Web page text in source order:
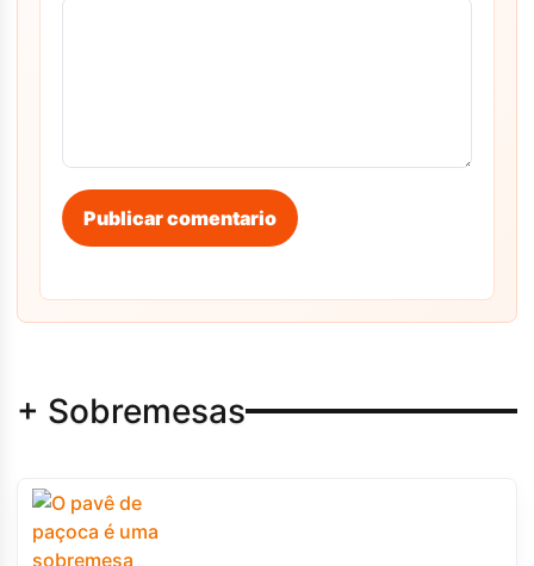
Publicar comentario
+ Sobremesas